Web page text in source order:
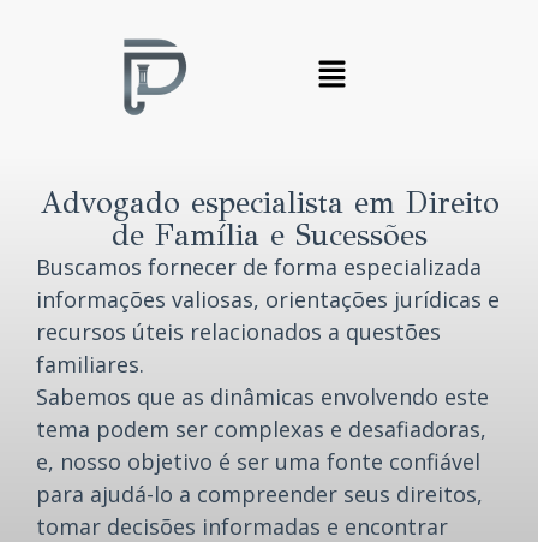
Advogado especialista em Direito
de Família e Sucessões
Buscamos fornecer de forma especializada
informações valiosas, orientações jurídicas e
recursos úteis relacionados a questões
familiares.
Sabemos que as dinâmicas envolvendo este
tema podem ser complexas e desafiadoras,
e, nosso objetivo é ser uma fonte confiável
para ajudá-lo a compreender seus direitos,
tomar decisões informadas e encontrar